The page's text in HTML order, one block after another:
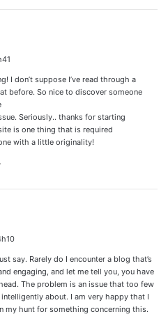
I don’t suppose I’ve read through a
before. So nice to discover someone
Seriously.. thanks for starting
is one thing that is required
with a little originality!
say. Rarely do I encounter a blog that’s
engaging, and let me tell you, you have
The problem is an issue that too few
about. I am very happy that I
my hunt for something concerning this.